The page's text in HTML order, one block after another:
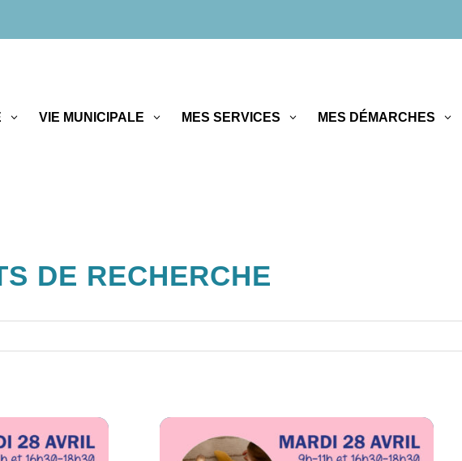
VIE MUNICIPALE MES SERVICES MES DÉMARCHES
DE RECHERCHE